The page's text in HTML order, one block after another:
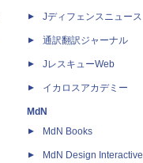
Jディフェンスニュース
通訳翻訳ジャーナル
JレスキューWeb
イカロスアカデミー
MdN
MdN Books
MdN Design Interactive